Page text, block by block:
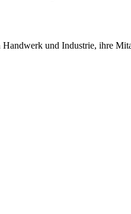
und Industrie, ihre